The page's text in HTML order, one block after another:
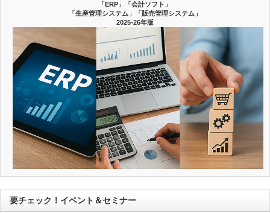
「ERP」「会計ソフト」
「生産管理システム」「販売管理システム」
2025-26年版
要チェック！イベント＆セミナー